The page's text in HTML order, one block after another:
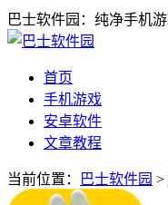
巴士软件园：纯净手机
首页
手机游戏
安卓软件
文章教程
当前位置： 巴士软件园 >